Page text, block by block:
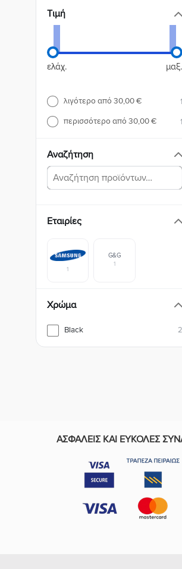
Τιμή
ελάχ. μαξ.
λιγότερο από 30,00 € 1
περισσότερο από 30,00 € 1
Αναζήτηση
Εταιρίες
1
G&G
1
Xρώμα
Black 2
ΑΣΦΑΛΕΙΣ ΚΑΙ ΕΥΚΟΛΕΣ